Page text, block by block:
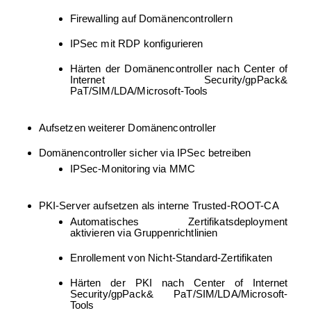
Firewalling auf Domänencontrollern
IPSec mit RDP konfigurieren
Härten der Domänencontroller nach Center of
Internet Security/gpPack&
PaT/SIM/LDA/Microsoft-Tools
Aufsetzen weiterer Domänencontroller
Domänencontroller sicher via IPSec betreiben
IPSec-Monitoring via MMC
PKI-Server aufsetzen als interne Trusted-ROOT-CA
Automatisches Zertifikatsdeployment
aktivieren via Gruppenrichtlinien
Enrollement von Nicht-Standard-Zertifikaten
Härten der PKI nach Center of Internet
Security/gpPack& PaT/SIM/LDA/Microsoft-
Tools